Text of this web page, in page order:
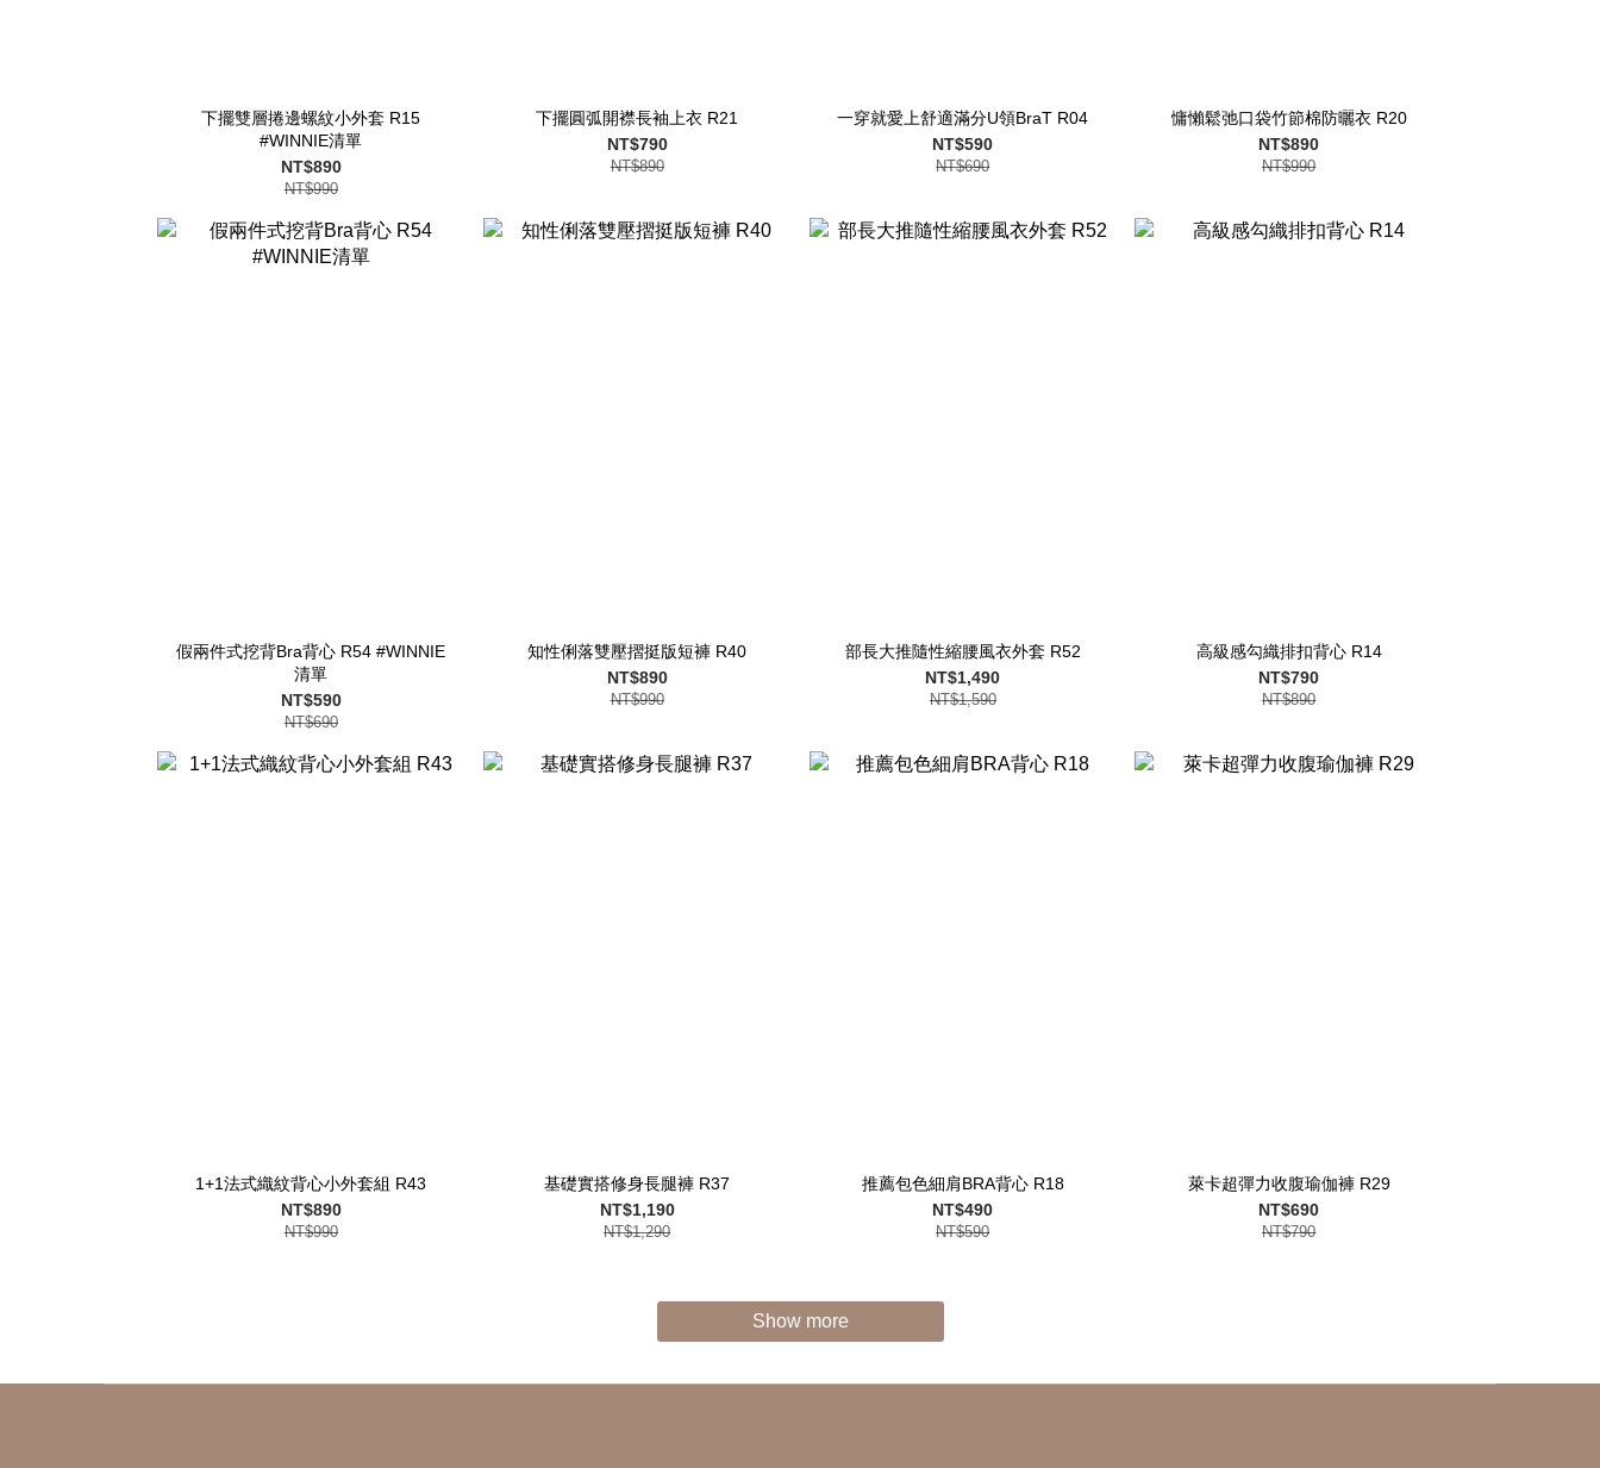
下擺雙層捲邊螺紋小外套 R15
#WINNIE清單
NT$890
NT$990
下擺圓弧開襟長袖上衣 R21
NT$790
NT$890
一穿就愛上舒適滿分U領BraT R04
NT$590
NT$690
慵懶鬆弛口袋竹節棉防曬衣 R20
NT$890
NT$990
假兩件式挖背Bra背心 R54 #WINNIE
清單
NT$590
NT$690
知性俐落雙壓摺挺版短褲 R40
NT$890
NT$990
部長大推隨性縮腰風衣外套 R52
NT$1,490
NT$1,590
高級感勾織排扣背心 R14
NT$790
NT$890
1+1法式織紋背心小外套組 R43
NT$890
NT$990
基礎實搭修身長腿褲 R37
NT$1,190
NT$1,290
推薦包色細肩BRA背心 R18
NT$490
NT$590
萊卡超彈力收腹瑜伽褲 R29
NT$690
NT$790
Show more